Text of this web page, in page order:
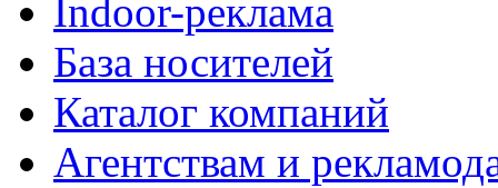
Indoor-реклама
База носителей
Каталог компаний
Агентствам и